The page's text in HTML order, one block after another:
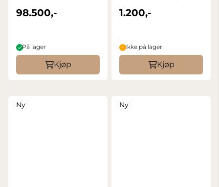
98.500,-
På lager
Kjøp
Cable (USB-C to ...
1.200,-
Ikke på lager
Kjøp
Ny Ny